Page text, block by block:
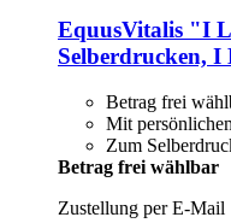
EquusVitalis "I
Selberdrucken, I
Betrag frei
Mit
Zum
Betrag frei wählbar
Zustellung per E-Mail